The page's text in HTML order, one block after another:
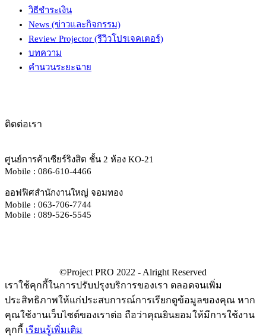
วิธีชำระเงิน
News (ข่าวและกิจกรรม)
Review Projector (รีวิวโปรเจคเตอร์)
บทความ
คำนวนระยะฉาย
ติดต่อเรา
ศูนย์การค้าเซียร์ริงสิต ชั้น 2 ห้อง KO-21
Mobile : 086-610-4466
ออฟฟิศสำนักงานใหญ่ จอมทอง
Mobile : 063-706-7744
Mobile : 089-526-5545
เราใช้คุกกี้ในการปรับปรุงบริการของเรา ตลอดจนเพิ่ม
ประสิทธิภาพให้แก่ประสบการณ์การเรียกดูข้อมูลของคุณ หาก
คุณใช้งานเว็บไซต์ของเราต่อ ถือว่าคุณยินยอมให้มีการใช้งาน
คุกกี้ เรียนรู้เพิ่มเติม